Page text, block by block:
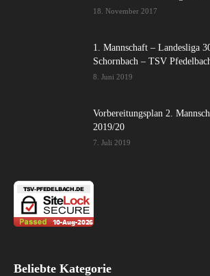
18. November 2017
1. Mannschaft – Landesliga
Schornbach – TSV
8. Juni 2019
Vorbereitungsplan 2.
2019/20
7. Juli 2019
Beliebte Kategorie